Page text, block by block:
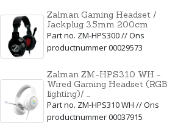
Zalman Gaming Headset /
Jackplug 3.5mm 200cm
Part no. ZM-HPS300 // Ons
productnummer 00029573
Zalman ZM-HPS310 WH -
Wired Gaming Headset (RGB
lighting)/ ...
Part no. ZM-HPS310 WH // Ons
productnummer 00037915